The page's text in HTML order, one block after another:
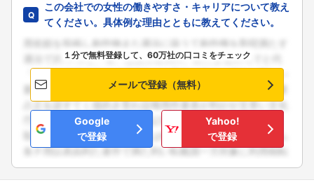
この会社での女性の働きやすさ・キャリアについて教え
てください。具体例な理由とともに教えてください。
１分で無料登録して、60万社の口コミをチェック
メールで登録（無料）
Google
で登録
Yahoo!
で登録